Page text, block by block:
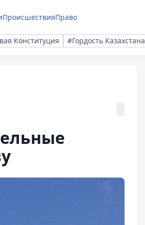
ПроисшествияПраво
Конституция #Гордость Казахстана